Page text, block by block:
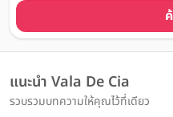
แนะนำ Vala De Cia
รวบรวมบทความให้คุณไว้ที่เดียว